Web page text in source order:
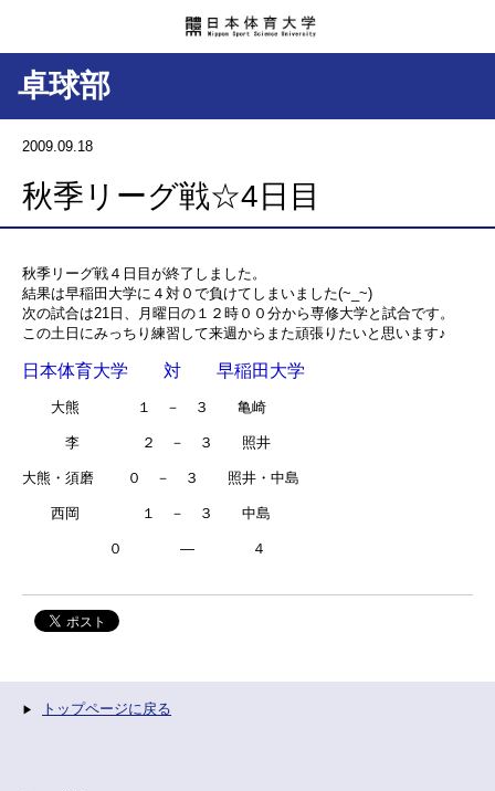
卓球部
2009.09.18
秋季リーグ戦☆4日目
秋季リーグ戦４日目が終了しました。
結果は早稲田大学に４対０で負けてしまいました(~_~)
次の試合は21日、月曜日の１２時００分から専修大学と試合です。
この土日にみっちり練習して来週からまた頑張りたいと思います♪
日本体育大学 対 早稲田大学
大熊 １ － ３ 亀崎
李 ２ － ３ 照井
大熊・須磨 ０ － ３ 照井・中島
西岡 １ － ３ 中島
０ ― ４
トップページに戻る